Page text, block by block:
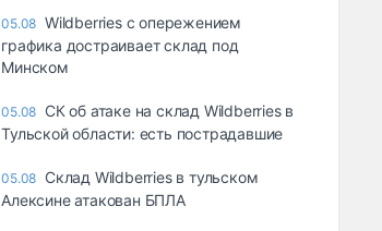
05.08 Wildberries с опережением
графика достраивает склад под
Минском
05.08 СК об атаке на склад Wildberries в
Тульской области: есть пострадавшие
05.08 Склад Wildberries в тульском
Алексине атакован БПЛА